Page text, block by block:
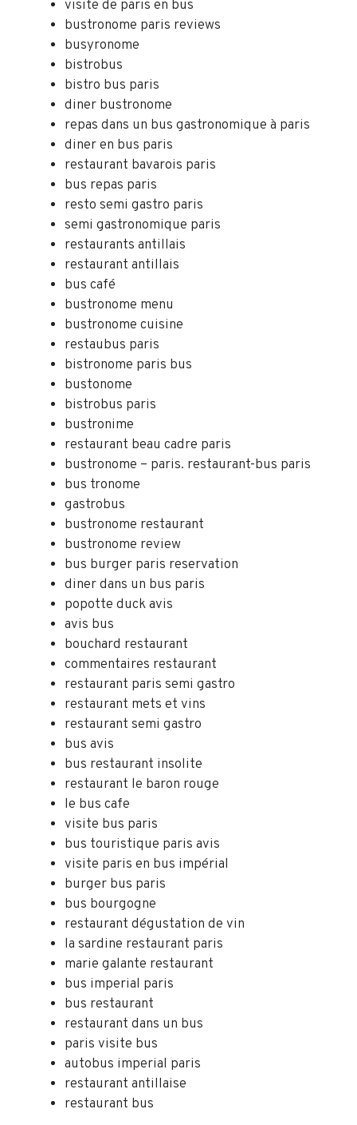
visite de paris en bus
bustronome paris reviews
busyronome
bistrobus
bistro bus paris
diner bustronome
repas dans un bus gastronomique à paris
diner en bus paris
restaurant bavarois paris
bus repas paris
resto semi gastro paris
semi gastronomique paris
restaurants antillais
restaurant antillais
bus café
bustronome menu
bustronome cuisine
restaubus paris
bistronome paris bus
bustonome
bistrobus paris
bustronime
restaurant beau cadre paris
bustronome – paris. restaurant-bus paris
bus tronome
gastrobus
bustronome restaurant
bustronome review
bus burger paris reservation
diner dans un bus paris
popotte duck avis
avis bus
bouchard restaurant
commentaires restaurant
restaurant paris semi gastro
restaurant mets et vins
restaurant semi gastro
bus avis
bus restaurant insolite
restaurant le baron rouge
le bus cafe
visite bus paris
bus touristique paris avis
visite paris en bus impérial
burger bus paris
bus bourgogne
restaurant dégustation de vin
la sardine restaurant paris
marie galante restaurant
bus imperial paris
bus restaurant
restaurant dans un bus
paris visite bus
autobus imperial paris
restaurant antillaise
restaurant bus